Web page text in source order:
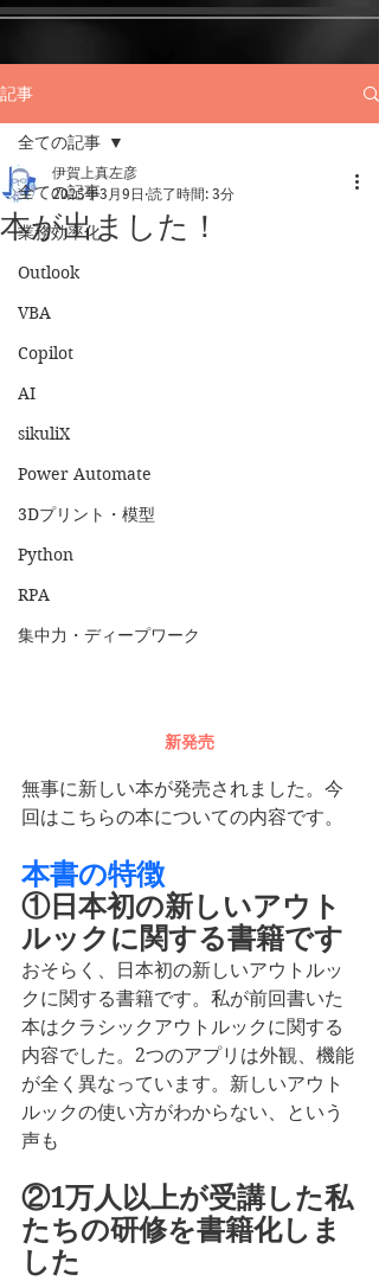
記事
全ての記事
業務効率化
Outlook
VBA
Copilot
AI
sikuliX
Power Automate
3Dプリント・模型
Python
RPA
集中力・ディープワーク
全ての記事
本が出ました！
伊賀上真左彦
2025年3月9日 読了時間: 3分
新発売
無事に新しい本が発売されました。今
回はこちらの本についての内容です。
本書の特徴
①日本初の新しいアウト
ルックに関する書籍です
おそらく、日本初の新しいアウトルッ
クに関する書籍です。私が前回書いた
本はクラシックアウトルックに関する
内容でした。2つのアプリは外観、機能
が全く異なっています。新しいアウト
ルックの使い方がわからない、という
声も
②1万人以上が受講した私
たちの研修を書籍化しま
した